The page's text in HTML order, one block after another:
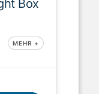
Box
MEHR +